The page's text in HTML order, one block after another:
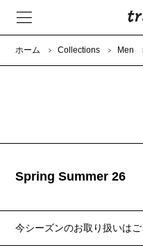
ホーム Collections Men
Spring Summer 26
今シーズンのお取り扱いはご